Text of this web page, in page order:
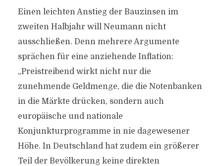
Einen leichten Anstieg der Bauzinsen im
zweiten Halbjahr will Neumann nicht
ausschließen. Denn mehrere Argumente
sprächen für eine anziehende Inflation:
„Preistreibend wirkt nicht nur die
zunehmende Geldmenge, die die Notenbanken
in die Märkte drücken, sondern auch
europäische und nationale
Konjunkturprogramme in nie dagewesener
Höhe. In Deutschland hat zudem ein größerer
Teil der Bevölkerung keine direkten